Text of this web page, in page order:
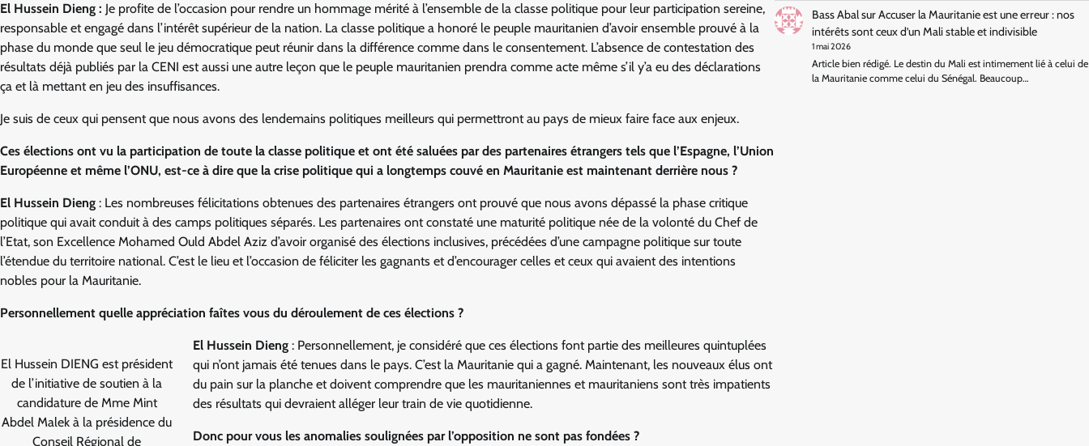
El Hussein Dieng : Je profite de l’occasion pour rendre un hommage mérité à l’ensemble de la classe politique pour leur participation sereine,
responsable et engagé dans l’intérêt supérieur de la nation. La classe politique a honoré le peuple mauritanien d’avoir ensemble prouvé à la
phase du monde que seul le jeu démocratique peut réunir dans la différence comme dans le consentement. L’absence de contestation des
résultats déjà publiés par la CENI est aussi une autre leçon que le peuple mauritanien prendra comme acte même s’il y’a eu des déclarations
ça et là mettant en jeu des insuffisances.
Je suis de ceux qui pensent que nous avons des lendemains politiques meilleurs qui permettront au pays de mieux faire face aux enjeux.
Ces élections ont vu la participation de toute la classe politique et ont été saluées par des partenaires étrangers tels que l’Espagne, l’Union
Européenne et même l’ONU, est-ce à dire que la crise politique qui a longtemps couvé en Mauritanie est maintenant derrière nous ?
El Hussein Dieng : Les nombreuses félicitations obtenues des partenaires étrangers ont prouvé que nous avons dépassé la phase critique
politique qui avait conduit à des camps politiques séparés. Les partenaires ont constaté une maturité politique née de la volonté du Chef de
l’Etat, son Excellence Mohamed Ould Abdel Aziz d’avoir organisé des élections inclusives, précédées d’une campagne politique sur toute
l’étendue du territoire national. C’est le lieu et l’occasion de féliciter les gagnants et d’encourager celles et ceux qui avaient des intentions
nobles pour la Mauritanie.
Personnellement quelle appréciation faîtes vous du déroulement de ces élections ?
El Hussein DIENG est président
de l’initiative de soutien à la
candidature de Mme Mint
Abdel Malek à la présidence du
Conseil Régional de
El Hussein Dieng : Personnellement, je considéré que ces élections font partie des meilleures quintuplées
qui n’ont jamais été tenues dans le pays. C’est la Mauritanie qui a gagné. Maintenant, les nouveaux élus ont
du pain sur la planche et doivent comprendre que les mauritaniennes et mauritaniens sont très impatients
des résultats qui devraient alléger leur train de vie quotidienne.
Donc pour vous les anomalies soulignées par l’opposition ne sont pas fondées ?
Bass AbalsurAccuser la Mauritanie est une erreur : nos
intérêts sont ceux d’un Mali stable et indivisible
1 mai 2026
Article bien rédigé. Le destin du Mali est intimement lié à celui de
la Mauritanie comme celui du Sénégal. Beaucoup…